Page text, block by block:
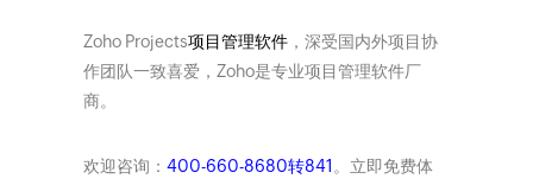
Zoho Projects项目管理软件，深受国内外项目协
作团队一致喜爱，Zoho是专业项目管理软件厂
商。
欢迎咨询： 400-660-8680转841 。立即免费体